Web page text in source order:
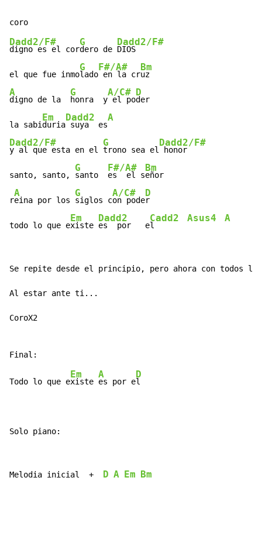
Dadd2/F#
digno es el cor
G
dero de
Dadd2/F#
DIOS
el que fue inmo
G
lado
F#/A#
en la cr
Bm
A
digno de la
G
honra  y
A/C#
el po
D
der
la sabi
Em
duria
Dadd2
suya  es
A
Dadd2/F#
y al que esta en el
G
trono sea el
Dadd2/F#
honor
santo, santo,
G
santo
F#/A#
es  el s
Bm
eñor
r
A
eina por los
G
siglos c
A/C#
on pode
D
r
todo lo que e
Em
xiste
Dadd2
es  por   e
Cadd2
l
Asus4 A
Se repite desde el principio, pero ahora con todos
Al estar ante ti...
CoroX2
Todo lo que e
Em
xiste
A
es por e
D
l
Solo piano:
Melodia inicial  + D A Em Bm